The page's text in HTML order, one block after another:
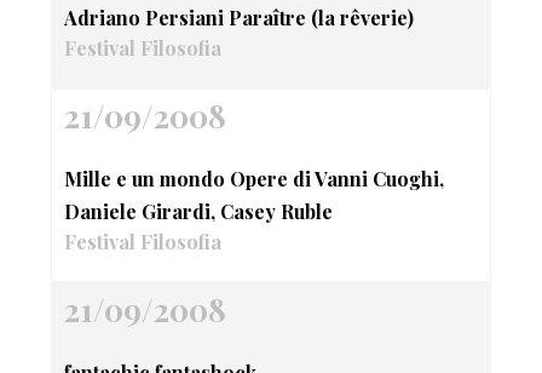
Adriano Persiani Paraître (la rêverie)
Festival Filosofia
21/09/2008
Mille e un mondo Opere di Vanni Cuoghi,
Daniele Girardi, Casey Ruble
Festival Filosofia
21/09/2008